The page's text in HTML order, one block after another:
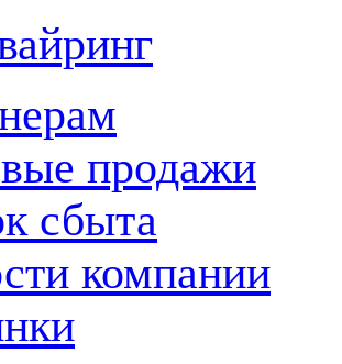
продажи
сбыта
компании